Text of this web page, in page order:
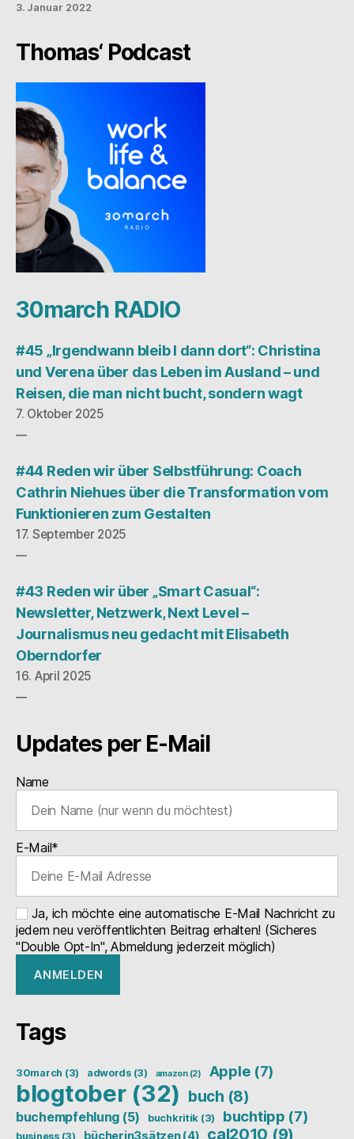
3. Januar 2022
Thomas‘ Podcast
30march RADIO
#45 „Irgendwann bleib I dann dort“: Christina
und Verena über das Leben im Ausland – und
Reisen, die man nicht bucht, sondern wagt
7. Oktober 2025
#44 Reden wir über Selbstführung: Coach
Cathrin Niehues über die Transformation vom
Funktionieren zum Gestalten
17. September 2025
#43 Reden wir über „Smart Casual“:
Newsletter, Netzwerk, Next Level –
Journalismus neu gedacht mit Elisabeth
Oberndorfer
16. April 2025
Updates per E-Mail
Name
E-Mail*
Ja, ich möchte eine automatische E-Mail Nachricht zu
jedem neu veröffentlichten Beitrag erhalten! (Sicheres
"Double Opt-In", Abmeldung jederzeit möglich)
Tags
30march (3) adwords(3) amazon(2) Apple (7)
blogtober(32) buch (8)
buchempfehlung (5) buchkritik (3) buchtipp (7)
business(3) bücherin3sätzen(4) cal2010 (9)